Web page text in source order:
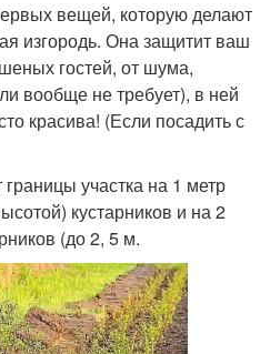
вещей, которую делают
изгородь. Она защитит ваш
гостей, от шума,
вообще не требует), в ней
красива! (Если посадить с
участка на 1 метр
кустарников и на 2
(до 2, 5 м.